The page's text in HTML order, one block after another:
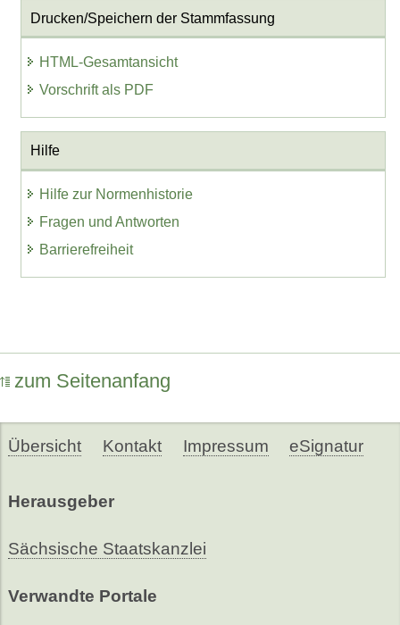
Drucken/Speichern der Stammfassung
HTML-Gesamtansicht
Vorschrift als PDF
Hilfe
Hilfe zur Normenhistorie
Fragen und Antworten
Barrierefreiheit
zum Seitenanfang
Übersicht Kontakt Impressum eSignatur
Herausgeber
Sächsische Staatskanzlei
Verwandte Portale